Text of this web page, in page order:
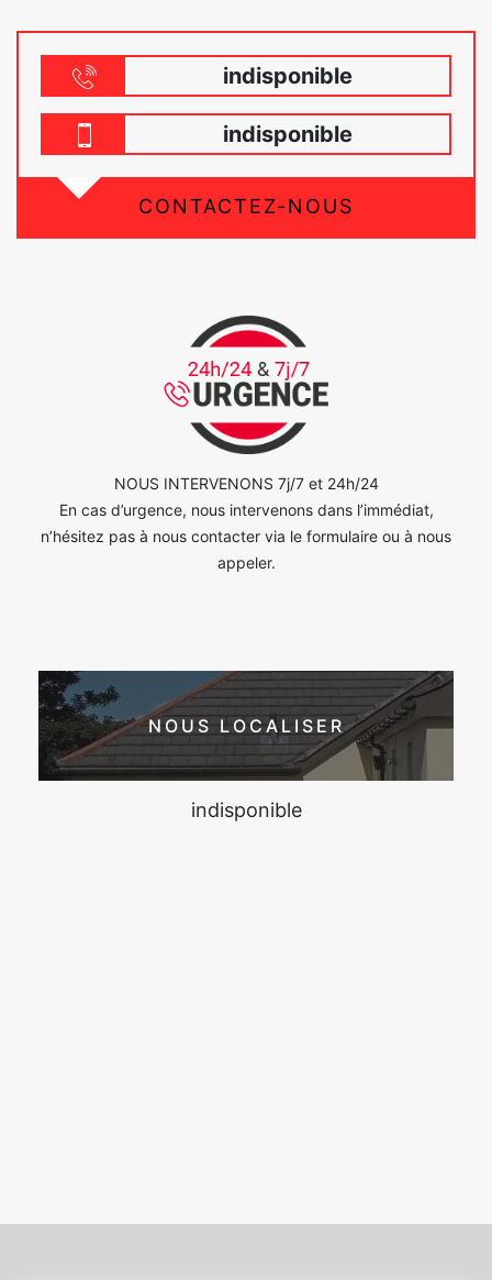
indisponible
indisponible
CONTACTEZ-NOUS
NOUS INTERVENONS 7j/7 et 24h/24
En cas d’urgence, nous intervenons dans l’immédiat,
n’hésitez pas à nous contacter via le formulaire ou à nous
appeler.
NOUS LOCALISER
indisponible